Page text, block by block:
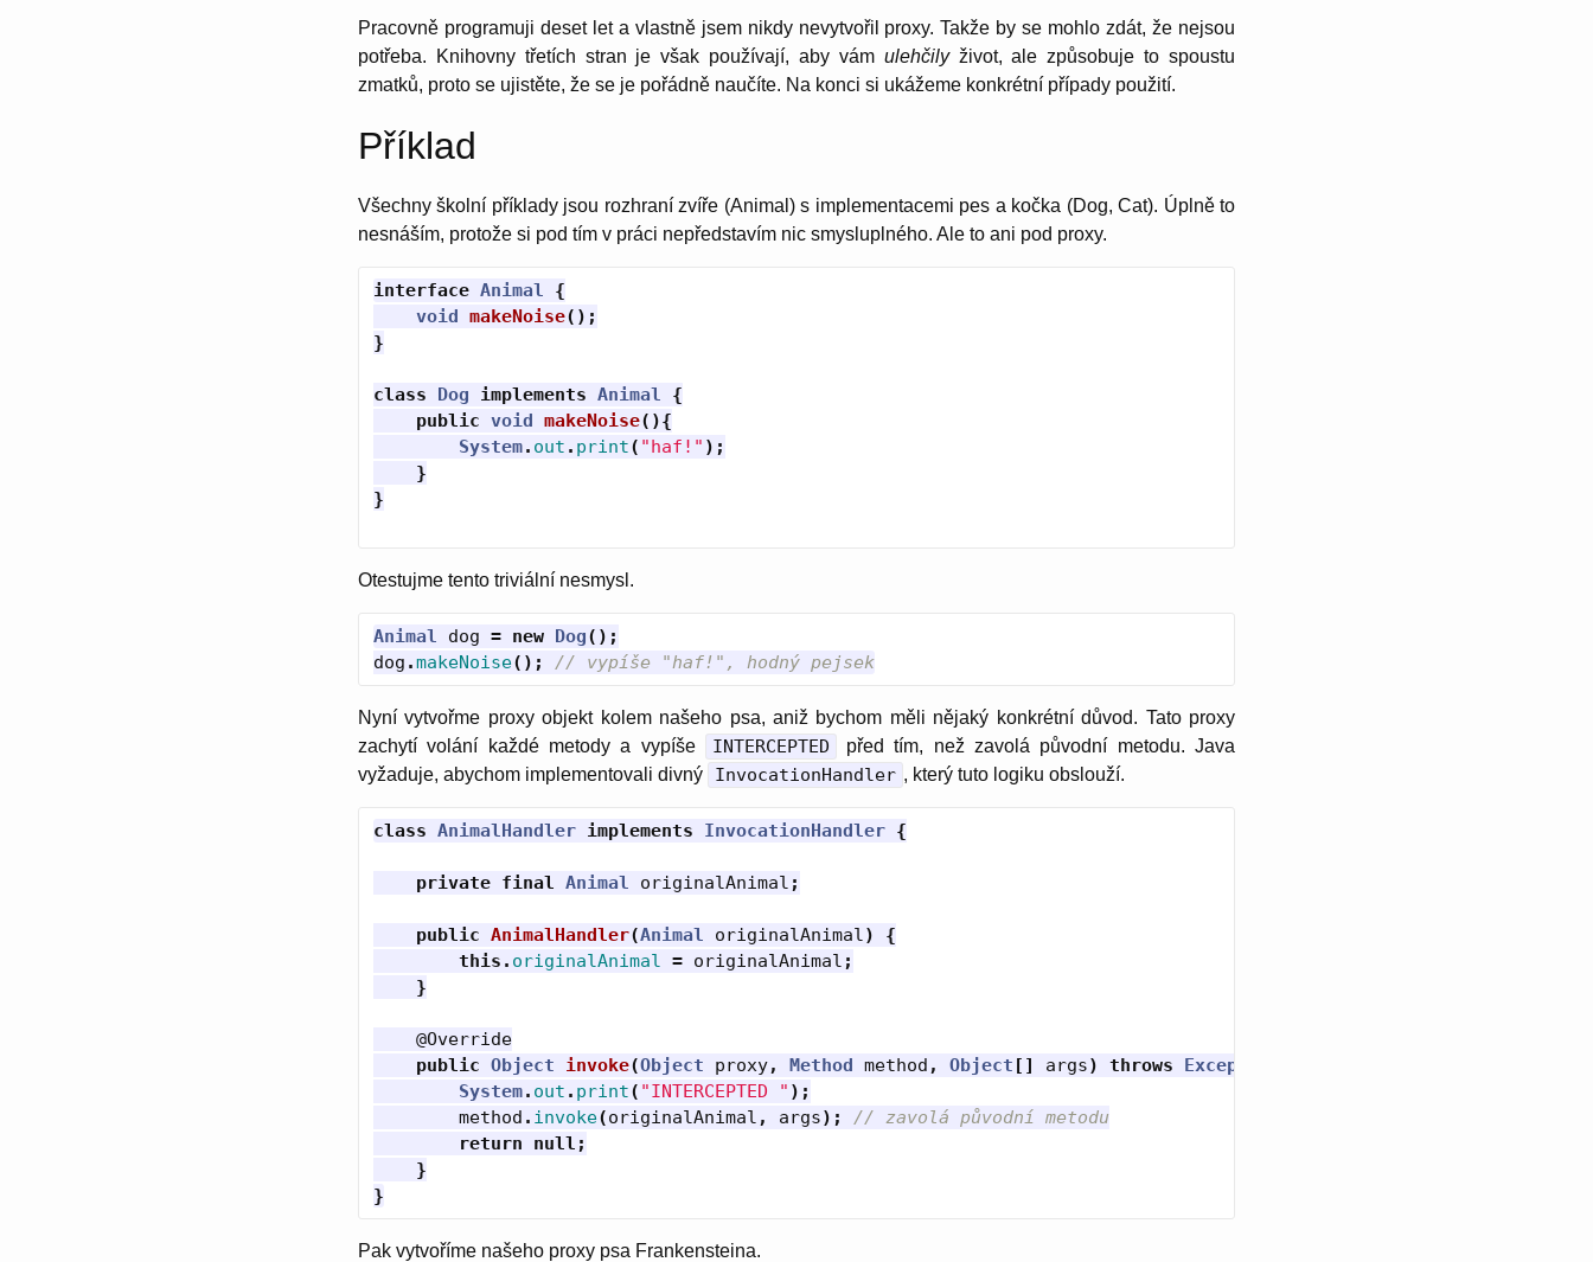
Pracovně programuji deset let a vlastně jsem nikdy nevytvořil proxy. Takže by se mohlo zdát, že nejsou
potřeba. Knihovny třetích stran je však používají, aby vám ulehčilyživot, ale způsobuje to spoustu
zmatků, proto se ujistěte, že se je pořádně naučíte. Na konci si ukážeme konkrétní případy použití.
Příklad
Všechny školní příklady jsou rozhraní zvíře (Animal) s implementacemi pes a kočka (Dog, Cat). Úplně to
nesnáším, protože si pod tím v práci nepředstavím nic smysluplného. Ale to ani pod proxy.
interface Animal
{
void makeNoise();
}
class Dog implements Animal
{
public void makeNoise(){
System. out . print( "haf!" );
}
}
Otestujme tento triviální nesmysl.
Animal dog = new Dog();
dog .makeNoise(); // vypíše "haf!", hodný pejsek
Nyní vytvořme proxy objekt kolem našeho psa, aniž bychom měli nějaký konkrétní důvod. Tato proxy
zachytí volání každé metody a vypíše
INTERCEPTED
před tím, než zavolá původní metodu. Java
vyžaduje, abychom implementovali divný
InvocationHandler , který tuto logiku obslouží.
class AnimalHandler implements InvocationHandler {
private final Animal originalAnimal ;
public AnimalHandler(Animal originalAnimal)
{
this . originalAnimal = originalAnimal ;
}
@Override
public Object invoke(Object proxy, Method method , Object [] args) throws Exception
System. out . print( "INTERCEPTED " );
method . invoke(originalAnimal , args);
// zavolá původní metodu
return
null ;
}
}
Pak vytvoříme našeho proxy psa Frankensteina.